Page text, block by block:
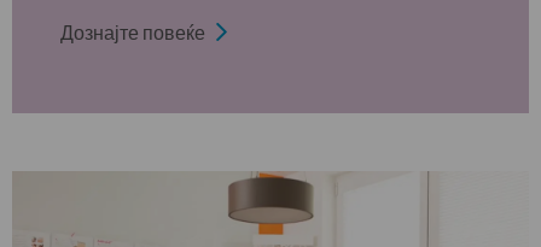
Дознајте повеќе